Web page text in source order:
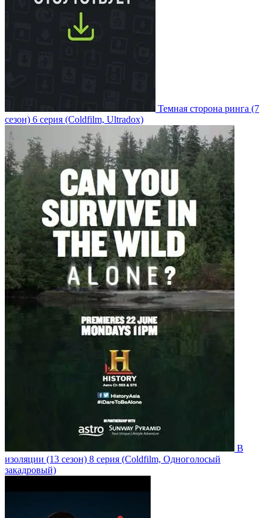
Темная сторона ринга (7
сезон) 6 серия (Coldfilm, Ultradox)
В
изоляции (13 сезон) 8 серия (Coldfilm, Одноголосый
закадровый)